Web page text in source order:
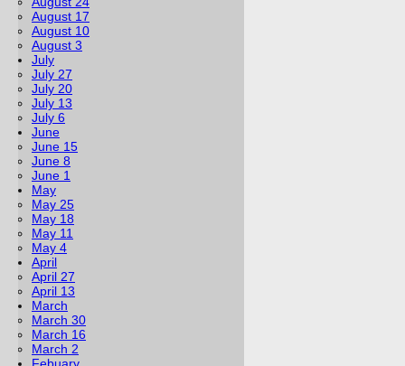
August 17
August 10
August 3
July
July 27
July 20
July 13
July 6
June
June 15
June 8
June 1
May
May 25
May 18
May 11
May 4
April
April 27
April 13
March
March 30
March 16
March 2